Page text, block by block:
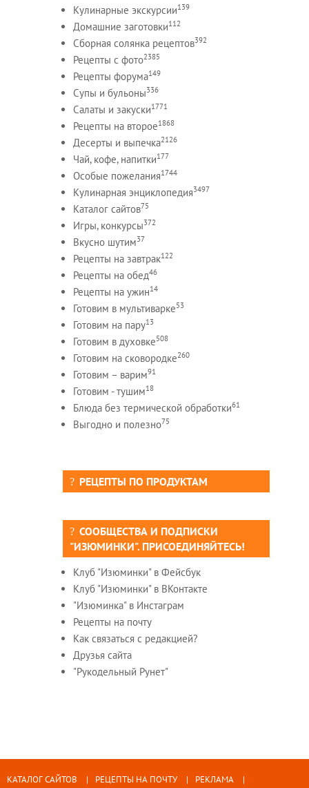
Кулинарные экскурсии139
Домашние заготовки112
Сборная солянка рецептов392
Рецепты c фото2385
Рецепты форума149
Супы и бульоны336
Салаты и закуски1771
Рецепты на второе1868
Десерты и выпечка2126
Чай, кофе, напитки177
Особые пожелания1744
Кулинарная энциклопедия3497
Каталог сайтов75
Игры, конкурсы372
Вкусно шутим37
Рецепты на завтрак122
Рецепты на обед46
Рецепты на ужин14
Готовим в мультиварке53
Готовим на пару13
Готовим в духовке508
Готовим на сковородке260
Готовим – варим91
Готовим - тушим18
Блюда без термической обработки61
Выгодно и полезно75
РЕЦЕПТЫ ПО ПРОДУКТАМ
СООБЩЕСТВА И ПОДПИСКИ
"ИЗЮМИНКИ". ПРИСОЕДИНЯЙТЕСЬ!
Клуб "Изюминки" в Фейсбук
Клуб "Изюминки" в ВКонтакте
"Изюминка" в Инстаграм
Рецепты на почту
Как связаться с редакцией?
Друзья сайта
"Рукодельный Рунет"
КАТАЛОГ САЙТОВ РЕЦЕПТЫ НА ПОЧТУ
РЕКЛАМА